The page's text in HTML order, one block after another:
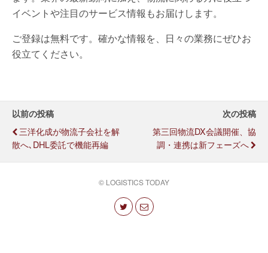
イベントや注目のサービス情報もお届けします。
ご登録は無料です。確かな情報を、日々の業務にぜひお
役立てください。
以前の投稿
三洋化成が物流子会社を解
散へ､DHL委託で機能再編
次の投稿
第三回物流DX会議開催、協
調・連携は新フェーズへ
© LOGISTICS TODAY